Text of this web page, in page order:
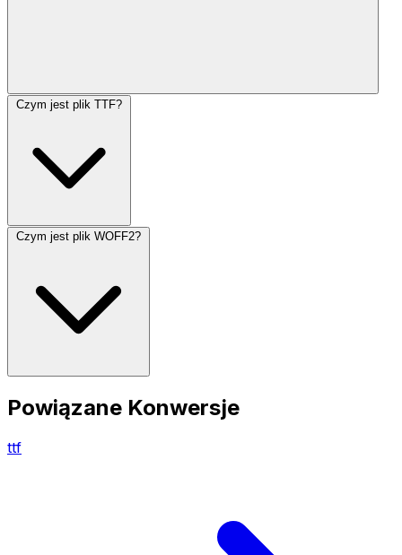
Czym jest plik TTF?
Czym jest plik WOFF2?
Powiązane Konwersje
ttf